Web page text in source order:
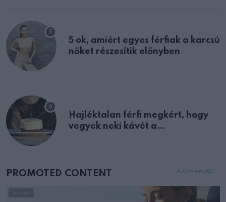
5 ok, amiért egyes férfiak a karcsú
nőket részesítik előnyben
Hajléktalan férfi megkért, hogy
vegyek neki kávét a